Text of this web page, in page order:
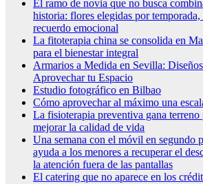
El ramo de novia que no busca
historia: flores elegidas por
recuerdo emocional
La fitoterapia china se consolida en
para el bienestar integral
Armarios a Medida en Sevilla:
Aprovechar tu Espacio
Estudio fotográfico en Bilbao
Cómo aprovechar al máximo una
La fisioterapia preventiva gana terreno
mejorar la calidad de vida
Una semana con el móvil en segundo
ayuda a los menores a recuperar el
la atención fuera de las pantallas
El catering que no aparece en los